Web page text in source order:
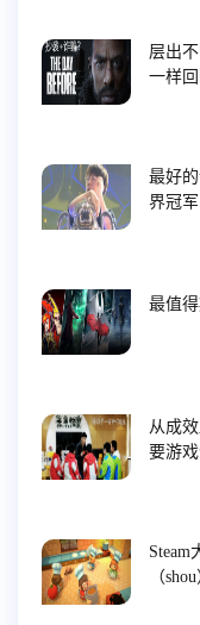
层出
一样
最好
界冠军
最值
从成
要游
Steam
（